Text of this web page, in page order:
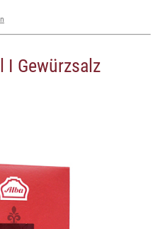
I Gewürzsalz